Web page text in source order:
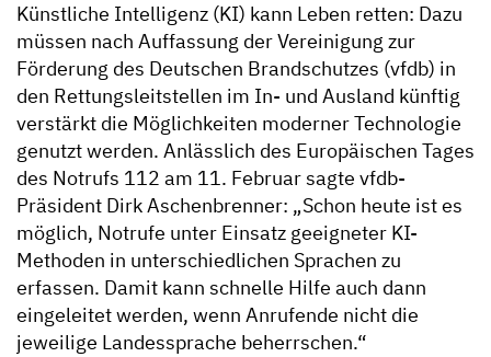
Künstliche Intelligenz (KI) kann Leben retten: Dazu
müssen nach Auffassung der Vereinigung zur
Förderung des Deutschen Brandschutzes (vfdb) in
den Rettungsleitstellen im In- und Ausland künftig
verstärkt die Möglichkeiten moderner Technologie
genutzt werden. Anlässlich des Europäischen Tages
des Notrufs 112 am 11. Februar sagte vfdb-
Präsident Dirk Aschenbrenner: „Schon heute ist es
möglich, Notrufe unter Einsatz geeigneter KI-
Methoden in unterschiedlichen Sprachen zu
erfassen. Damit kann schnelle Hilfe auch dann
eingeleitet werden, wenn Anrufende nicht die
jeweilige Landessprache beherrschen.“